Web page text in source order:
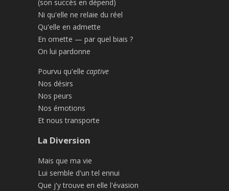
(son succès en dépend)
Ni qu'elle ne relaie du réel
Qu'elle en admette
En omette — par quel biais ?
On lui pardonne
Pourvu qu'elle captive
Nos désirs
Nos peurs
Nos émotions
Et nous transporte
La Diversion
Mais que ma vie
Lui semble d'un tel ennui
Que j'y trouve en elle l'évasion